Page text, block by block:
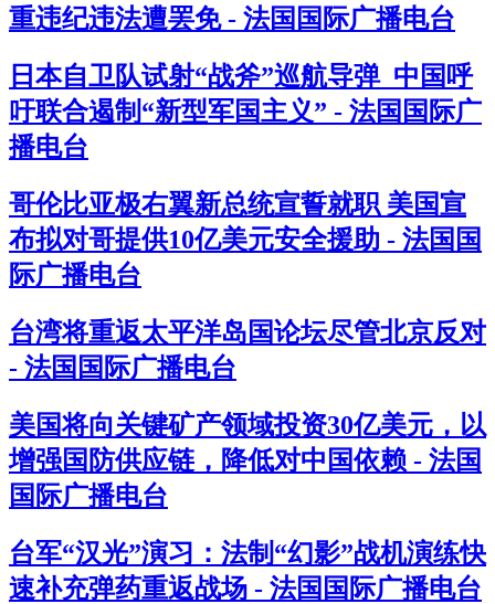
重违纪违法遭罢免 - 法国国际广播电台
日本自卫队试射“战斧”巡航导弹 中国呼
吁联合遏制“新型军国主义” - 法国国际广
播电台
哥伦比亚极右翼新总统宣誓就职 美国宣
布拟对哥提供10亿美元安全援助 - 法国国
际广播电台
台湾将重返太平洋岛国论坛尽管北京反对
- 法国国际广播电台
美国将向关键矿产领域投资30亿美元，以
增强国防供应链，降低对中国依赖 - 法国
国际广播电台
台军“汉光”演习：法制“幻影”战机演练快
速补充弹药重返战场 - 法国国际广播电台